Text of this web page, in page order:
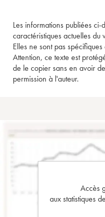
Les informations publiées ci-
caractéristiques actuelles du
Elles ne sont pas spécifiques
Attention, ce texte est
de le copier sans en avoir
permission à l'auteur.
Accès
aux statistiques